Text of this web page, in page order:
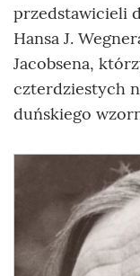
przedstawicieli
Hansa J.
Jacobsena,
czterdziestych
duńskiego